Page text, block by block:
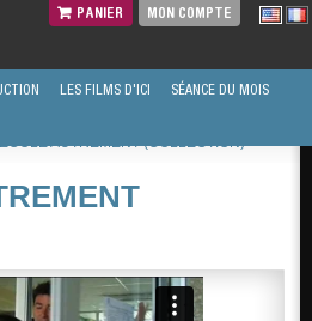
PANIER MON COMPTE
LES FILMS D'ICI SÉANCE DU MOIS
AUTREMENT (COLLECTION)